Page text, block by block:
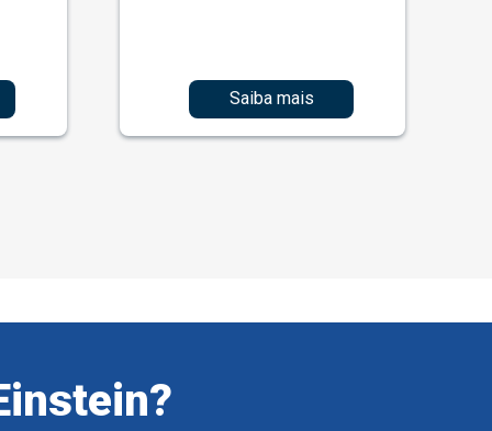
Saiba mais